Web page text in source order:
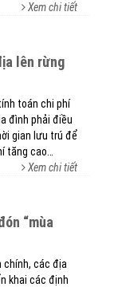
Xem chi tiết
toán chi phí
đình phải điều
gian lưu trú để
tăng cao…
Xem chi tiết
chính, các địa
khai các định